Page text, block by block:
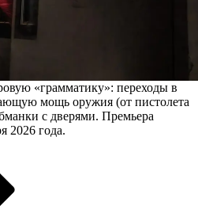
«грамматику»: переходы в
мощь оружия (от пистолета
с дверями. Премьера
2026 года.